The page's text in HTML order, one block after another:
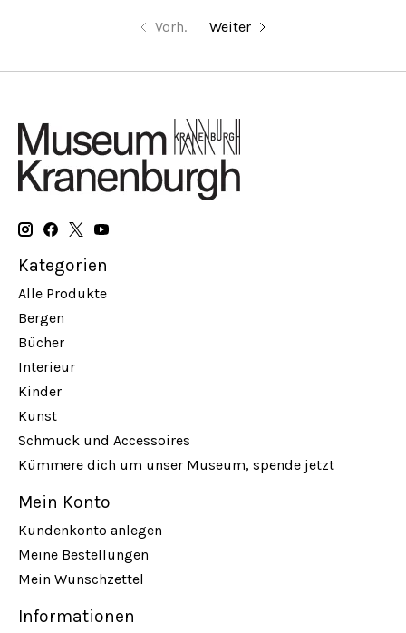
Vorh. Weiter
Kategorien
Alle Produkte
Bergen
Bücher
Interieur
Kinder
Kunst
Schmuck und Accessoires
Kümmere dich um unser Museum, spende jetzt
Mein Konto
Kundenkonto anlegen
Meine Bestellungen
Mein Wunschzettel
Informationen